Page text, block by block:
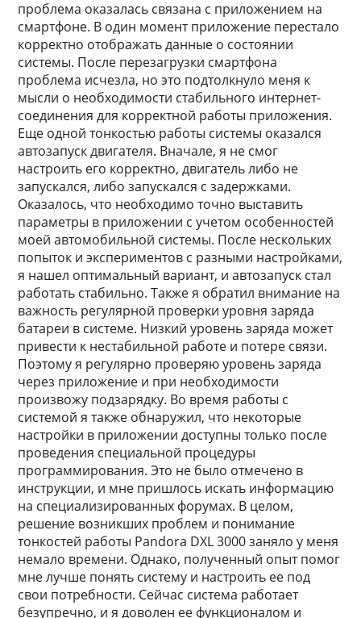
проблема оказалась связана с приложением на
смартфоне. В один момент приложение перестало
корректно отображать данные о состоянии
системы. После перезагрузки смартфона
проблема исчезла, но это подтолкнуло меня к
мысли о необходимости стабильного интернет-
соединения для корректной работы приложения.
Еще одной тонкостью работы системы оказался
автозапуск двигателя. Вначале, я не смог
настроить его корректно, двигатель либо не
запускался, либо запускался с задержками.
Оказалось, что необходимо точно выставить
параметры в приложении с учетом особенностей
моей автомобильной системы. После нескольких
попыток и экспериментов с разными настройками,
я нашел оптимальный вариант, и автозапуск стал
работать стабильно. Также я обратил внимание на
важность регулярной проверки уровня заряда
батареи в системе. Низкий уровень заряда может
привести к нестабильной работе и потере связи.
Поэтому я регулярно проверяю уровень заряда
через приложение и при необходимости
произвожу подзарядку. Во время работы с
системой я также обнаружил, что некоторые
настройки в приложении доступны только после
проведения специальной процедуры
программирования. Это не было отмечено в
инструкции, и мне пришлось искать информацию
на специализированных форумах. В целом,
решение возникших проблем и понимание
тонкостей работы Pandora DXL 3000 заняло у меня
немало времени. Однако, полученный опыт помог
мне лучше понять систему и настроить ее под
свои потребности. Сейчас система работает
безупречно, и я доволен ее функционалом и